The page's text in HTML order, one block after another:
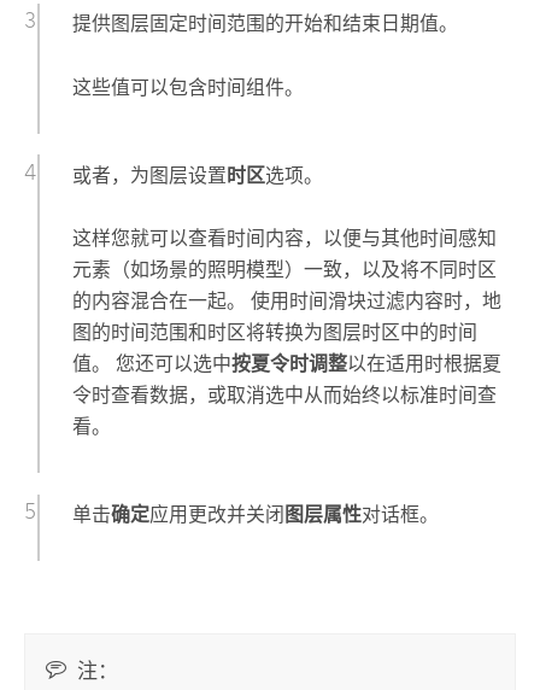
提供图层固定时间范围的开始和结束日期值。
这些值可以包含时间组件。
或者，为图层设置时区选项。
这样您就可以查看时间内容，以便与其他时间感知
元素（如场景的照明模型）一致，以及将不同时区
的内容混合在一起。 使用时间滑块过滤内容时，地
图的时间范围和时区将转换为图层时区中的时间
值。 您还可以选中按夏令时调整以在适用时根据夏
令时查看数据，或取消选中从而始终以标准时间查
看。
单击确定应用更改并关闭 图层属性对话框。
注：